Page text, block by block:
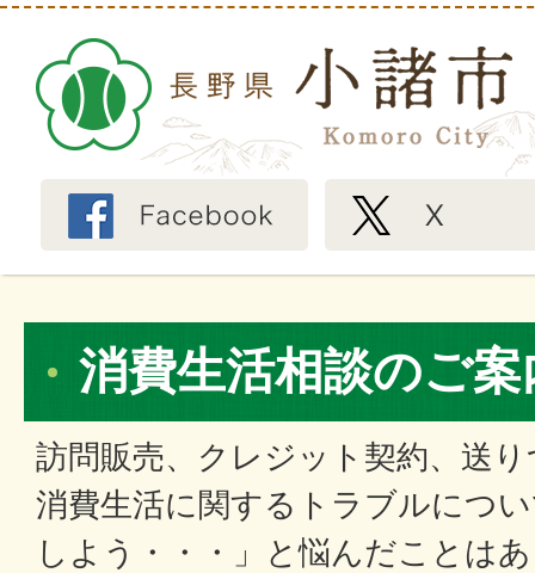
消費生活相談のご案
訪問販売、クレジット契約、送
消費生活に関するトラブルにつ
しよう・・・」と悩んだことは